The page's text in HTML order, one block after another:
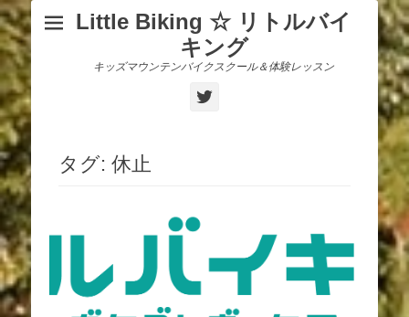
Little Biking ☆ リトルバイ
キング
キッズマウンテンバイクスクール＆体験レッスン
タグ: 休止